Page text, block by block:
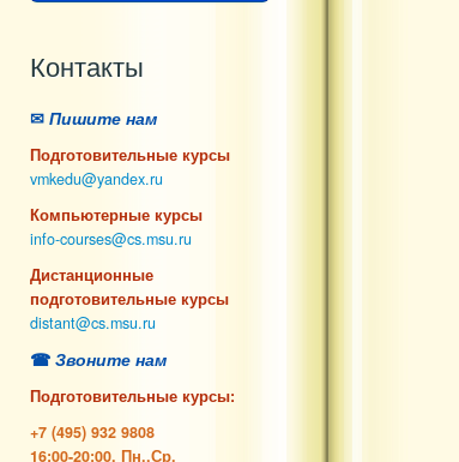
Контакты
✉ Пишите нам
Подготовительные курсы
vmkedu@yandex.ru
Компьютерные курсы
info-courses@cs.msu.ru
Дистанционные
подготовительные курсы
distant@cs.msu.ru
☎ Звоните нам
Подготовительные курсы:
+7 (495) 932 9808
16:00-20:00, Пн.,Ср.